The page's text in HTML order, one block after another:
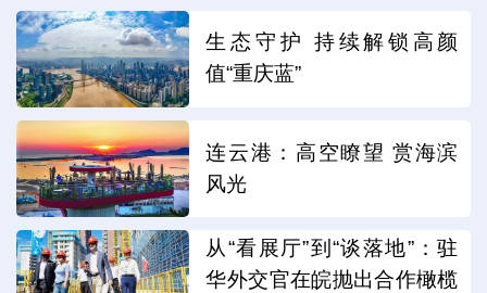
生态守护 持续解锁高颜
值“重庆蓝”
连云港：高空瞭望 赏海滨
风光
从“看展厅”到“谈落地”：驻
华外交官在皖抛出合作橄榄